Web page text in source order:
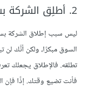
2. أطلِق الشركة بسرعة
ليس سبب إطلاق الشركة
السوق مبكرًا، ولكن أنَّك لن
تطلقه. فالإطلاق يجعلك
فأنت تضيع وقتك. إذًا فإن